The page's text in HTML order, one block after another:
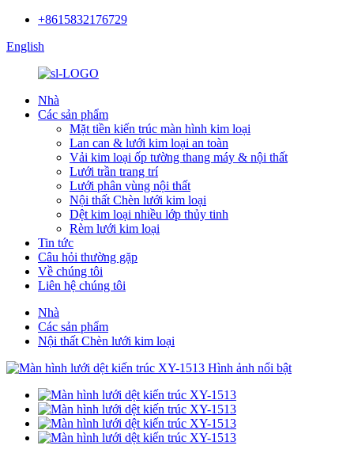
+8615832176729
English
Nhà
Các sản phẩm
Mặt tiền kiến ​​trúc màn hình kim loại
Lan can & lưới kim loại an toàn
Vải kim loại ốp tường thang máy & nội thất
Lưới trần trang trí
Lưới phân vùng nội thất
Nội thất Chèn lưới kim loại
Dệt kim loại nhiều lớp thủy tinh
Rèm lưới kim loại
Tin tức
Câu hỏi thường gặp
Về chúng tôi
Liên hệ chúng tôi
Nhà
Các sản phẩm
Nội thất Chèn lưới kim loại